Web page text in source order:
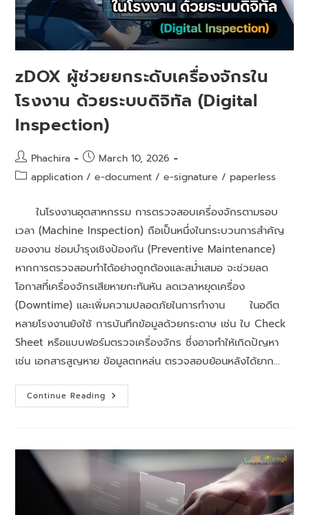
zDOX ผู้ช่วยยกระดับเครื่องจักรใน
โรงงาน ด้วยระบบดิจิทัล (Digital
Inspection)
Phachira
March 10, 2026
application / e-document / e-signature / paperless
ในโรงงานอุตสาหกรรม การตรวจสอบเครื่องจักรตามรอบ
เวลา (Machine Inspection) ถือเป็นหนึ่งในกระบวนการสำคัญ
ของงาน ซ่อมบำรุงเชิงป้องกัน (Preventive Maintenance)
หากการตรวจสอบทำได้อย่างถูกต้องและสม่ำเสมอ จะช่วยลด
โอกาสที่เครื่องจักรเสียหายกะทันหัน ลดเวลาหยุดเครื่อง
(Downtime) และเพิ่มความปลอดภัยในการทำงาน ในอดีต
หลายโรงงานยังใช้ การบันทึกข้อมูลด้วยกระดาษ เช่น ใบ Check
Sheet หรือแบบฟอร์มตรวจเครื่องจักร ซึ่งอาจทำให้เกิดปัญหา
เช่น เอกสารสูญหาย ข้อมูลตกหล่น ตรวจสอบย้อนหลังได้ยาก…
Continue Reading